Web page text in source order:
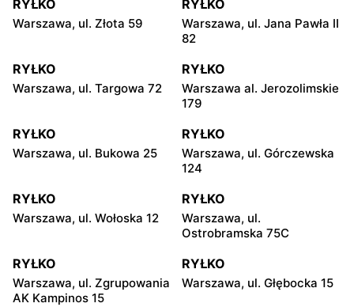
RYŁKO
Warszawa, ul. Złota 59
RYŁKO
Warszawa, ul. Jana Pawła II
82
RYŁKO
Warszawa, ul. Targowa 72
RYŁKO
Warszawa al. Jerozolimskie
179
RYŁKO
Warszawa, ul. Bukowa 25
RYŁKO
Warszawa, ul. Górczewska
124
RYŁKO
Warszawa, ul. Wołoska 12
RYŁKO
Warszawa, ul.
Ostrobramska 75C
RYŁKO
Warszawa, ul. Zgrupowania
AK Kampinos 15
RYŁKO
Warszawa, ul. Głębocka 15